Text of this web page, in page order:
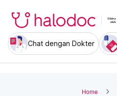
Chat dengan Dokter
Home